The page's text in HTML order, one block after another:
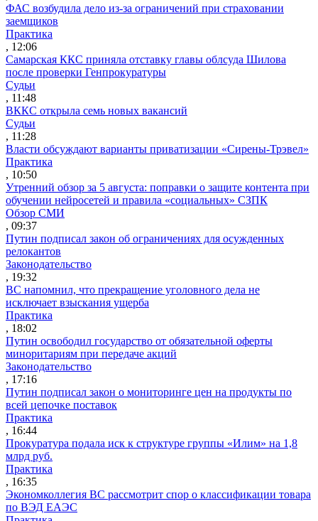
ФАС возбудила дело из-за ограничений при страховании
заемщиков
Практика
, 12:06
Самарская ККС приняла отставку главы облсуда Шилова
после проверки Генпрокуратуры
Судьи
, 11:48
ВККС открыла семь новых вакансий
Судьи
, 11:28
Власти обсуждают варианты приватизации «Сирены-Трэвел»
Практика
, 10:50
Утренний обзор за 5 августа: поправки о защите контента при
обучении нейросетей и правила «социальных» СЗПК
Обзор СМИ
, 09:37
Путин подписал закон об ограничениях для осужденных
релокантов
Законодательство
, 19:32
ВС напомнил, что прекращение уголовного дела не
исключает взыскания ущерба
Практика
, 18:02
Путин освободил государство от обязательной оферты
миноритариям при передаче акций
Законодательство
, 17:16
Путин подписал закон о мониторинге цен на продукты по
всей цепочке поставок
Практика
, 16:44
Прокуратура подала иск к структуре группы «Илим» на 1,8
млрд руб.
Практика
, 16:35
Экономколлегия ВС рассмотрит спор о классификации товара
по ВЭД ЕАЭС